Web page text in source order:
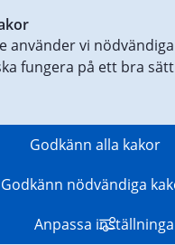
använder vi
fungera på ett bra
Godkänn alla kakor
Godkänn nödvändiga
Anpassa